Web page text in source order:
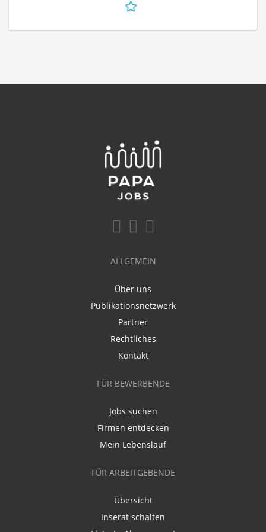
ALLGEMEIN
Über uns
Publikationsnetzwerk
Partner
Rechtliches
Kontakt
FÜR BEWERBENDE
Jobs suchen
Firmen entdecken
Mein Lebenslauf
FÜR ARBEITGEBENDE
Übersicht
Inserat schalten